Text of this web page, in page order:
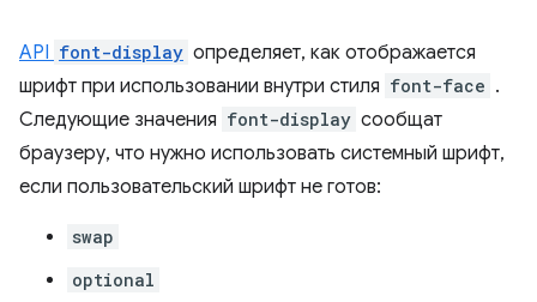
API font-display определяет, как отображается
шрифт при использовании внутри стиля font-face .
Следующие значения font-display сообщат
браузеру, что нужно использовать системный шрифт,
если пользовательский шрифт не готов:
swap
optional